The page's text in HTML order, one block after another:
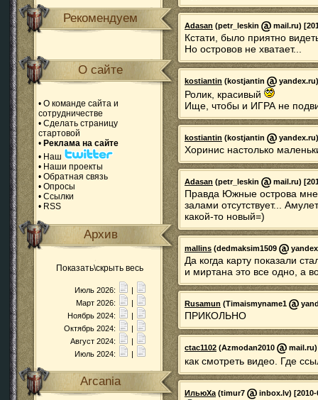
Рекомендуем
О сайте
• О команде сайта и
сотрудничестве
• Сделать страницу
стартовой
• Реклама на сайте
• Наш
• Наши проекты
• Обратная связь
• Опросы
• Ссылки
• RSS
Архив
Показать\скрыть весь
Июль 2026:
|
Март 2026:
|
Ноябрь 2024:
|
Октябрь 2024:
|
Август 2024:
|
Июль 2024:
|
Arcania
Adasan (petr_leskin mail.ru)
Кстати, было приятно
Но островов не хватает...
kostiantin (kostjantin
Ролик, красивый
Ище, чтобы и ИГРА не
kostiantin (kostjantin
Хоринис настолько
Adasan (petr_leskin mail.ru)
Правда Южные острова мне
залами отсутствует...
какой-то новый=)
mallins (dedmaksim1509
Да когда карту показали
и миртана это все одно, а
Rusamun (Timaismyname1
ПРИКОЛЬНО
ctac1102 (Azmodan2010 mail.ru)
как смотреть видео. Где
ИльюХа(timur7 inbox.lv) [2010-